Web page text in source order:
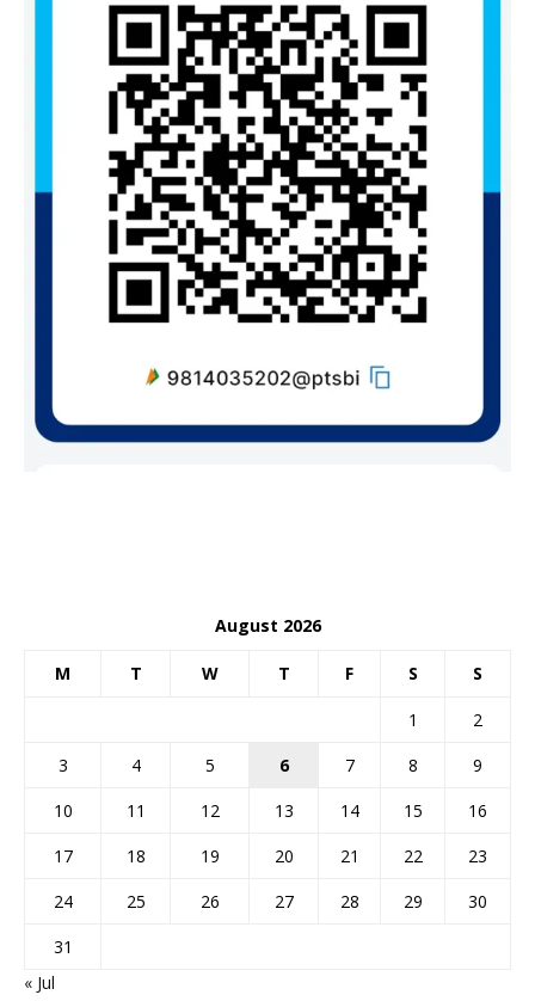
August 2026
M T W T F S S
1
2
3
4 5 6 7 8
9
10
11 12 13 14 15
16
17
18 19 20 21 22
23
24
25 26 27 28 29
30
31
« Jul